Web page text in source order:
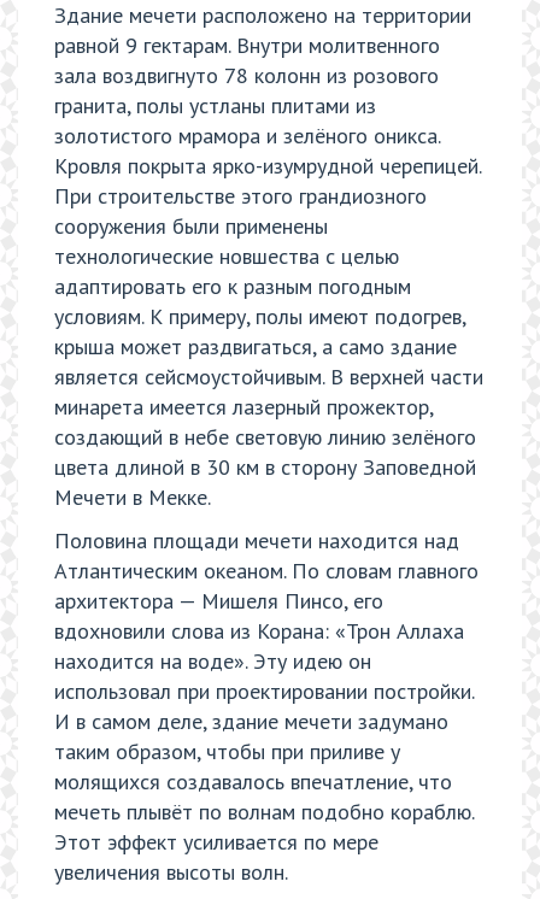
Здание мечети расположено на территории
равной 9 гектарам. Внутри молитвенного
зала воздвигнуто 78 колонн из розового
гранита, полы устланы плитами из
золотистого мрамора и зелёного оникса.
Кровля покрыта ярко-изумрудной черепицей.
При строительстве этого грандиозного
сооружения были применены
технологические новшества с целью
адаптировать его к разным погодным
условиям. К примеру, полы имеют подогрев,
крыша может раздвигаться, а само здание
является сейсмоустойчивым. В верхней части
минарета имеется лазерный прожектор,
создающий в небе световую линию зелёного
цвета длиной в 30 км в сторону Заповедной
Мечети в Мекке.
Половина площади мечети находится над
Атлантическим океаном. По словам главного
архитектора — Мишеля Пинсо, его
вдохновили слова из Корана: «Трон Аллаха
находится на воде». Эту идею он
использовал при проектировании постройки.
И в самом деле, здание мечети задумано
таким образом, чтобы при приливе у
молящихся создавалось впечатление, что
мечеть плывёт по волнам подобно кораблю.
Этот эффект усиливается по мере
увеличения высоты волн.